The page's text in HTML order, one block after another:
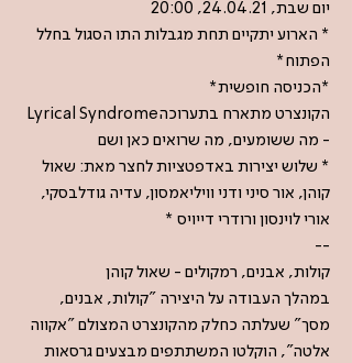
יום שבת, 24.04.21, 20:00
* הארוע יתקיים תחת מגבלות התו הסגול בחלל
הפתוח*
*הכניסה חופשית*
הקונצרט מתארח בתערוכהLyrical Syndrome
- מה ששומעים, מה שרואים כאן ושם
* שלוש יצירות באדפטציות לחצר מאת: שאול
קוהן, אור סיני ודני וויליאמסון, עדיה גודלבסקי,
אורי לוינסון ורודרי דייויס *
--
קולות, אבנים, רמקולים - שאול קוהן
במהלך העבודה על היצירה "קולות, אבנים,
מסך" שעלתה כחלק מהקונצרט המצולם "אקווה
אלטה", הוקלטו המשתתפים מבצעים גרסאות